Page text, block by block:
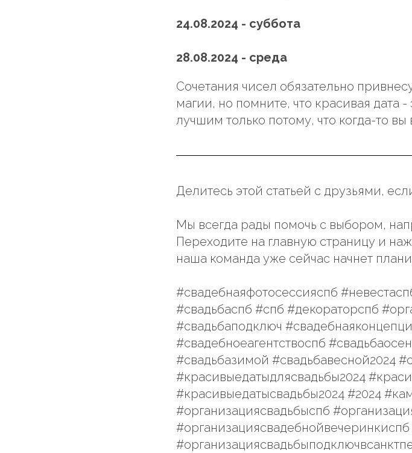
24.08.2024 - суббота
28.08.2024 - среда
Сочетания чисел обязательно
магии, но помните, что красивая дата
лучшим только потому, что когда-то вы
Делитесь этой статьей с друзьями,
Мы всегда рады помочь с выбором,
Переходите на главную страницу и
наша команда уже сейчас начнет
#свадебнаяфотосессияспб
#свадьбаспб #спб #декораторспб
#свадьбаподключ
#свадебноеагентствоспб
#свадьбазимой #свадьбавесной2024
#красивыедатыдлясвадьбы2024
#красивыедатысвадьбы2024 #2024
#организациясвадьбыспб